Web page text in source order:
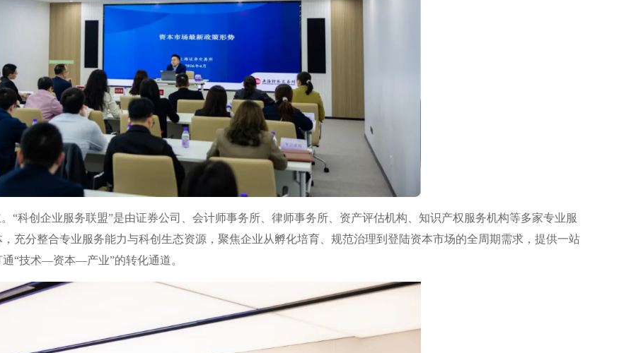
“科创企业服务联盟”是由证券公司、会计师事务所、律师事务所、资产评估机构、知识产权服务机构等多家专业服
充分整合专业服务能力与科创生态资源，聚焦企业从孵化培育、规范治理到登陆资本市场的全周期需求，提供一站
“技术—资本—产业”的转化通道。